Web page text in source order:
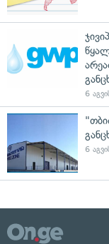
6
6